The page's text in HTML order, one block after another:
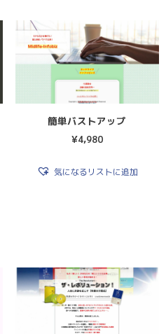
簡単バストアップ
¥4,980
気になるリストに追加